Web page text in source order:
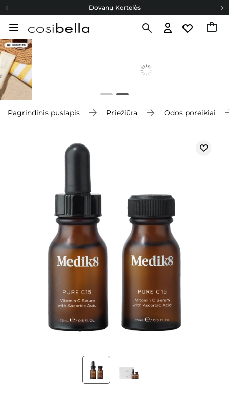
Dovanų Kortelės
Cosibella lojalumo programa
Pagrindinis puslapis Priežiūra Odos poreikiai